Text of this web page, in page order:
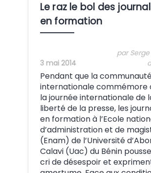
Le raz le bol des
en formation
3 mai 2014
par
Pendant que la
internationale commémore
la journée internationale de
liberté de la presse, les
en formation à l’Ecole
d’administration et de
(Enam) de l’Université
Calavi (Uac) du Bénin
cri de désespoir et